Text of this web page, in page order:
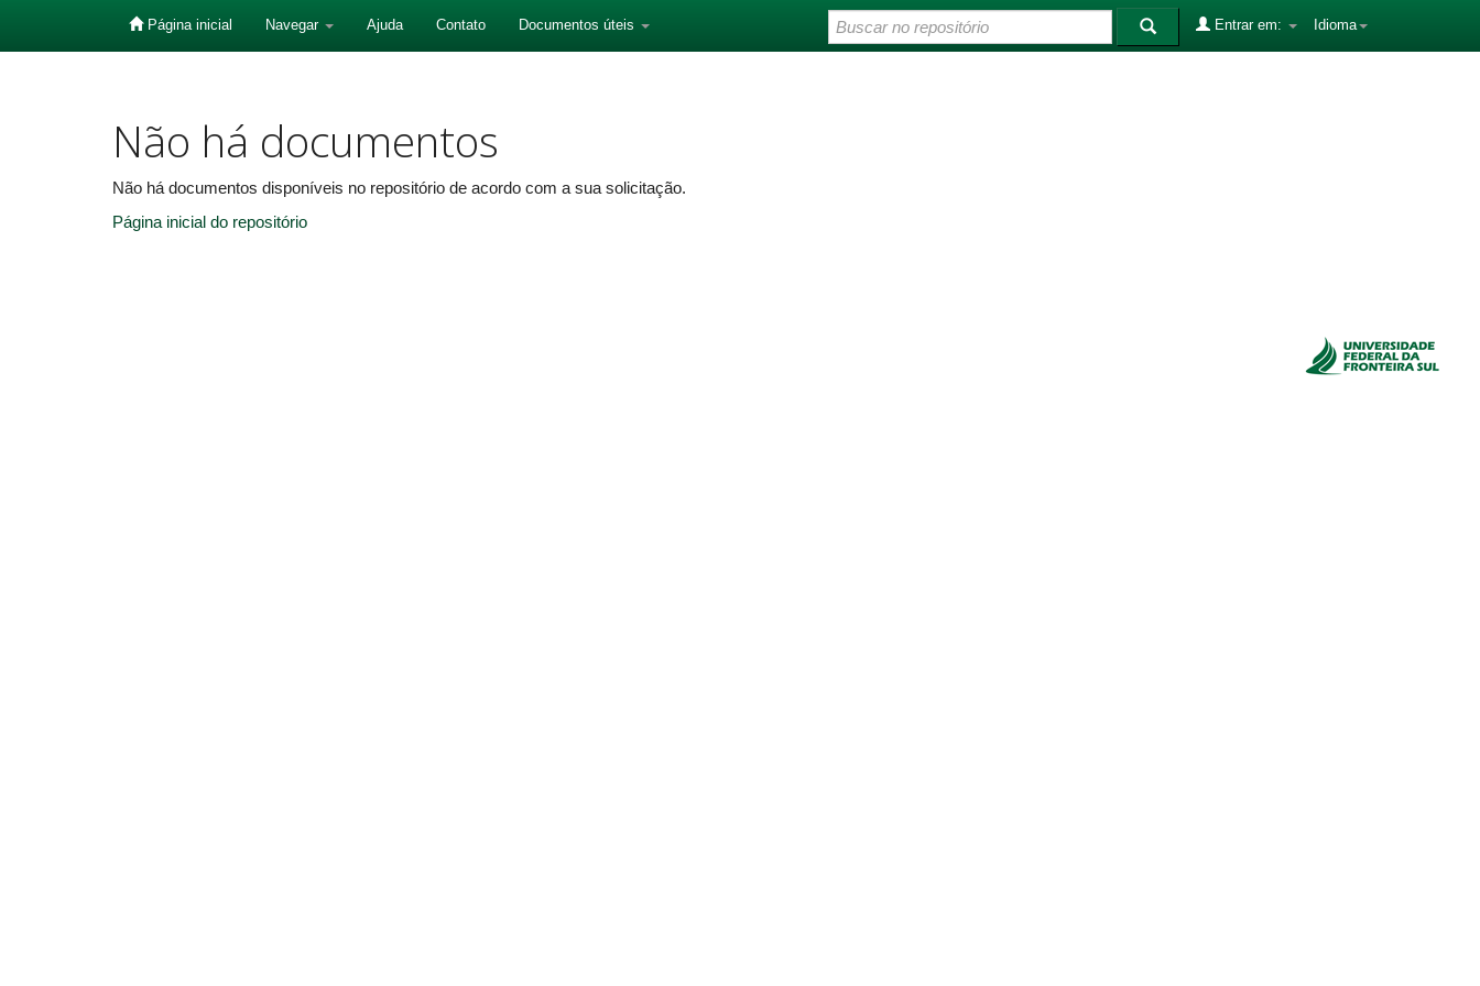
Página inicial Navegar Ajuda Contato Documentos úteis Idioma
Entrar em:
Não há documentos
Não há documentos disponíveis no repositório de acordo com a sua solicitação.
Página inicial do repositório